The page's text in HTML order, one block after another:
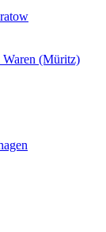
Waren (Müritz)